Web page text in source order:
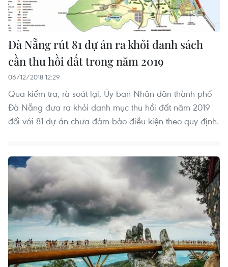
Đà Nẵng rút 81 dự án ra khỏi danh sách
cần thu hồi đất trong năm 2019
06/12/2018 12:29
Qua kiểm tra, rà soát lại, Ủy ban Nhân dân thành phố
Đà Nẵng đưa ra khỏi danh mục thu hồi đất năm 2019
đối với 81 dự án chưa đảm bảo điều kiện theo quy định.